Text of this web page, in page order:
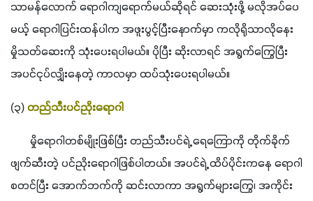
သာမန်လောက် ရောဂါကျရောက်မယ်ဆိုရင် ဆေးသုံးဖို့ မလိုအပ်ပေ
မယ့် ရောဂါပြင်းထန်ပါက အဖူးပွင့်ပြီးနောက်မှာ ကလိုရိုသာလိုနေး
မှိုသတ်ဆေးကို သုံးပေးရပါမယ်။ ပိုပြီး ဆိုးလာရင် အရွက်ကြွေပြီး
အပင်ငုပ်လျှိုးနေတဲ့ ကာလမှာ ထပ်သုံးပေးရပါမယ်။
(၃) တည်သီးပင်ညိုးရောဂါ
မှိုရောဂါတစ်မျိုးဖြစ်ပြီး တည်သီးပင်ရဲ့ ရေကြောကို တိုက်ခိုက်
ဖျက်ဆီးတဲ့ ပင်ညိုးရောဂါဖြစ်ပါတယ်။ အပင်ရဲ့ ထိပ်ပိုင်းကနေ ရောဂါ
စတင်ပြီး အောက်ဘက်ကို ဆင်းလာကာ အရွက်များကြွေ၊ အကိုင်း